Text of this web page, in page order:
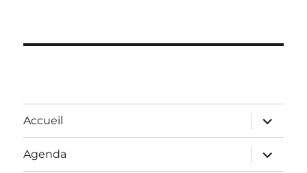
Accueil
ouvrir
le
sous-
menu
Agenda
ouvrir
le